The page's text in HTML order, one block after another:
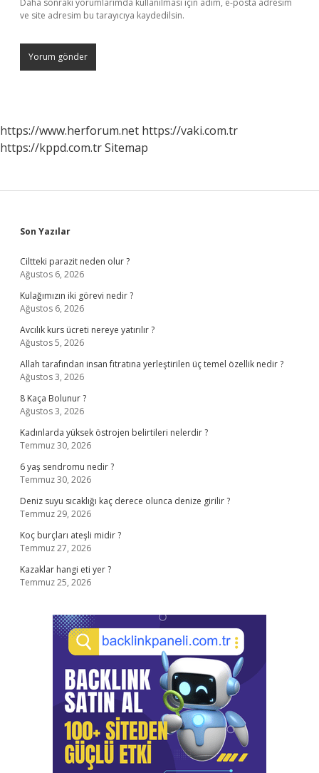
Daha sonraki yorumlarımda kullanılması için adım, e-posta adresim
ve site adresim bu tarayıcıya kaydedilsin.
https://www.herforum.net https://vaki.com.tr
https://kppd.com.trSitemap
Sidebar
Son Yazılar
Ciltteki parazit neden olur ?
Ağustos 6, 2026
Kulağımızın iki görevi nedir ?
Ağustos 6, 2026
Avcılık kurs ücreti nereye yatırılır ?
Ağustos 5, 2026
Allah tarafından insan fıtratına yerleştirilen üç temel özellik nedir ?
Ağustos 3, 2026
8 Kaça Bolunur ?
Ağustos 3, 2026
Kadınlarda yüksek östrojen belirtileri nelerdir ?
Temmuz 30, 2026
6 yaş sendromu nedir ?
Temmuz 30, 2026
Deniz suyu sıcaklığı kaç derece olunca denize girilir ?
Temmuz 29, 2026
Koç burçları ateşli midir ?
Temmuz 27, 2026
Kazaklar hangi eti yer ?
Temmuz 25, 2026